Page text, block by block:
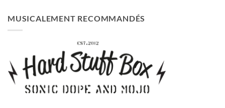
MUSICALEMENT RECOMMANDÉS